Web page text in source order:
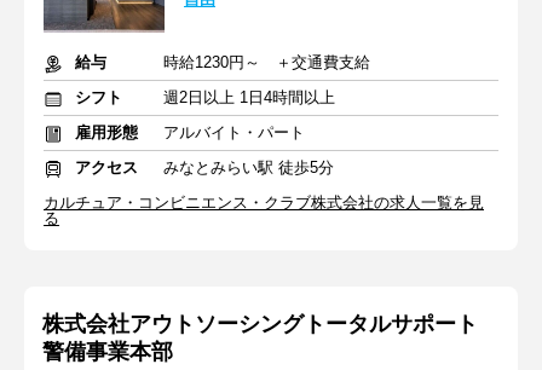
給与
時給1230円～ ＋交通費支給
シフト
週2日以上 1日4時間以上
雇用形態
アルバイト・パート
アクセス
みなとみらい駅 徒歩5分
カルチュア・コンビニエンス・クラブ株式会社の求人一覧を見
る
株式会社アウトソーシングトータルサポート
警備事業本部